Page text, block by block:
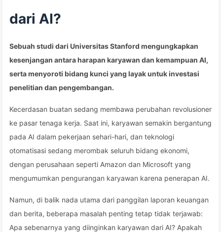
dari AI?
Sebuah studi dari Universitas Stanford mengungkapkan
kesenjangan antara harapan karyawan dan kemampuan AI,
serta menyoroti bidang kunci yang layak untuk investasi
penelitian dan pengembangan.
Kecerdasan buatan sedang membawa perubahan revolusioner
ke pasar tenaga kerja. Saat ini, karyawan semakin bergantung
pada AI dalam pekerjaan sehari-hari, dan teknologi
otomatisasi sedang merombak seluruh bidang ekonomi,
dengan perusahaan seperti Amazon dan Microsoft yang
mengumumkan pengurangan karyawan karena penerapan AI.
Namun, di balik nada utama dari panggilan laporan keuangan
dan berita, beberapa masalah penting tetap tidak terjawab:
Apa sebenarnya yang diinginkan karyawan dari AI? Apakah